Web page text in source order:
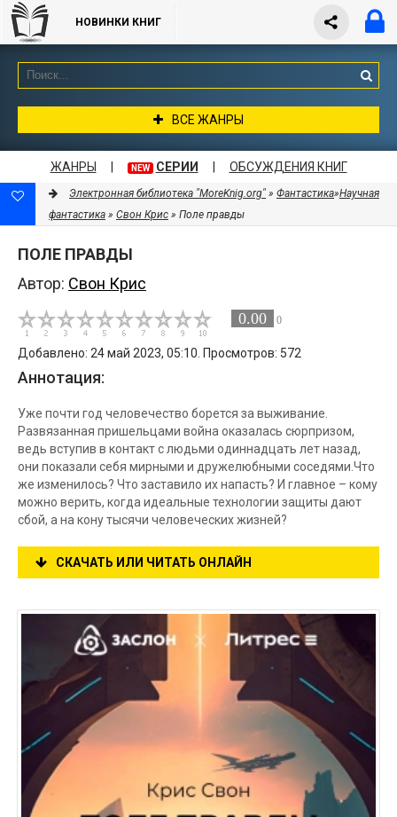
НОВИНКИ КНИГ
ВСЕ ЖАНРЫ
ЖАНРЫ NEW СЕРИИ ОБСУЖДЕНИЯ КНИГ
Электронная библиотека "MoreKnig.org" » Фантастика»Научная
фантастика » Свон Крис » Поле правды
ПОЛЕ ПРАВДЫ
Автор: Свон Крис
0.00 0
Добавлено: 24 май 2023, 05:10. Просмотров: 572
Аннотация:
Уже почти год человечество борется за выживание.
Развязанная пришельцами война оказалась сюрпризом,
ведь вступив в контакт с людьми одиннадцать лет назад,
они показали себя мирными и дружелюбными соседями.Что
же изменилось? Что заставило их напасть? И главное – кому
можно верить, когда идеальные технологии защиты дают
сбой, а на кону тысячи человеческих жизней?
СКАЧАТЬ ИЛИ ЧИТАТЬ ОНЛАЙН